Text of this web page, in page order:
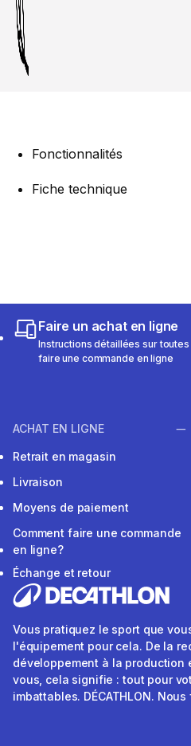
Fonctionnalités
Fiche technique
Faire un achat en ligne
Instructions détaillées sur
faire une commande en ligne
ACHAT EN LIGNE
Retrait en magasin
Livraison
Moyens de paiement
Comment faire une commande
en ligne?
Échange et retour
Vous pratiquez le sport que
l'équipement pour cela. De la
développement à la production
vous, cela signifie : tout pour
imbattables. DÉCATHLON.